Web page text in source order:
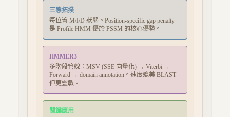
三態拓撲
每位置 M/I/D 狀態。Position-specific gap penalty
是 Profile HMM 優於 PSSM 的核心優勢。
HMMER3
多階段管線：MSV (SSE 向量化) → Viterbi →
Forward → domain annotation。速度媲美 BLAST
但更靈敏。
關鍵應用